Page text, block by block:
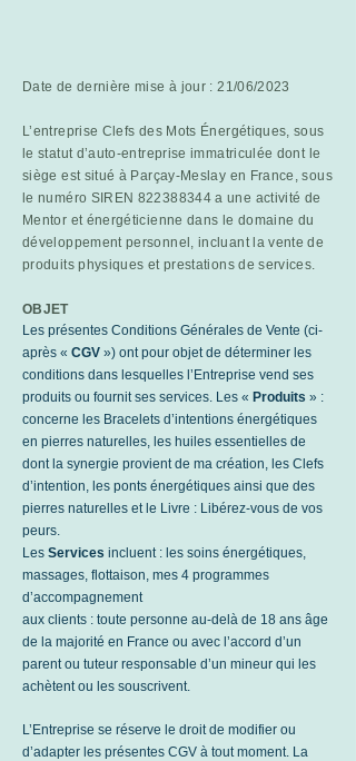
Date de dernière mise à jour : 21/06/2023
L’entreprise Clefs des Mots Énergétiques, sous
le statut d’auto-entreprise immatriculée dont le
siège est situé à Parçay-Meslay en France, sous
le numéro SIREN 822388344 a une activité de
Mentor et énergéticienne dans le domaine du
développement personnel, incluant la vente de
produits physiques et prestations de services.
OBJET​
Les présentes Conditions Générales de Vente (ci-
après « CGV ») ont pour objet de déterminer les
conditions dans lesquelles l’Entreprise vend ses
produits ou fournit ses services. Les « Produits » :
concerne les Bracelets d’intentions énergétiques
en pierres naturelles, les huiles essentielles de
dont la synergie provient de ma création, les Clefs
d’intention, les ponts énergétiques ainsi que des
pierres naturelles et le Livre : Libérez-vous de vos
peurs.
Les Services incluent : les soins énergétiques,
massages, flottaison, mes 4 programmes
d’accompagnement
aux clients : toute personne au-delà de 18 ans âge
de la majorité en France ou avec l’accord d’un
parent ou tuteur responsable d’un mineur qui les
achètent ou les souscrivent.
L’Entreprise se réserve le droit de modifier ou
d’adapter les présentes CGV à tout moment. La